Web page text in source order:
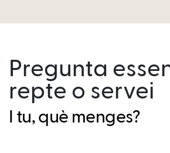
Pregunta
repte o servei
I tu, què menges?